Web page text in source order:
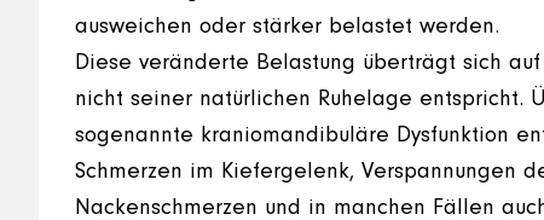
ausweichen oder stärker belastet werden.
Diese veränderte Belastung überträgt sich
nicht seiner natürlichen Ruhelage entspricht.
sogenannte kraniomandibuläre Dysfunktion
Schmerzen im Kiefergelenk, Verspannungen
Nackenschmerzen und in manchen Fällen